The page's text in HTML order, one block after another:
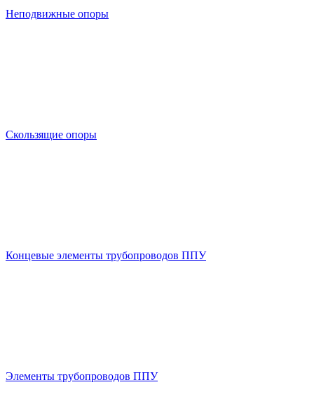
Неподвижные опоры
Скользящие опоры
Концевые элементы трубопроводов ППУ
Элементы трубопроводов ППУ